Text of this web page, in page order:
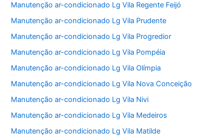
Manutenção ar-condicionado Lg Vila Regente Feijó
Manutenção ar-condicionado Lg Vila Prudente
Manutenção ar-condicionado Lg Vila Progredior
Manutenção ar-condicionado Lg Vila Pompéia
Manutenção ar-condicionado Lg Vila Olímpia
Manutenção ar-condicionado Lg Vila Nova Conceição
Manutenção ar-condicionado Lg Vila Nivi
Manutenção ar-condicionado Lg Vila Medeiros
Manutenção ar-condicionado Lg Vila Matilde